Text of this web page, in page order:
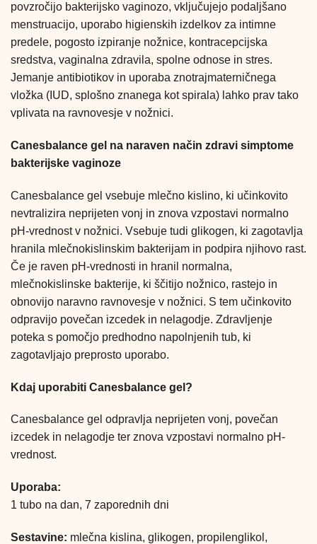
povzročijo bakterijsko vaginozo, vključujejo podaljšano
menstruacijo, uporabo higienskih izdelkov za intimne
predele, pogosto izpiranje nožnice, kontracepcijska
sredstva, vaginalna zdravila, spolne odnose in stres.
Jemanje antibiotikov in uporaba znotrajmaterničnega
vložka (IUD, splošno znanega kot spirala) lahko prav tako
vplivata na ravnovesje v nožnici.
Canesbalance gel na naraven način zdravi simptome
bakterijske vaginoze
Canesbalance gel vsebuje mlečno kislino, ki učinkovito
nevtralizira neprijeten vonj in znova vzpostavi normalno
pH-vrednost v nožnici. Vsebuje tudi glikogen, ki zagotavlja
hranila mlečnokislinskim bakterijam in podpira njihovo rast.
Če je raven pH-vrednosti in hranil normalna,
mlečnokislinske bakterije, ki ščitijo nožnico, rastejo in
obnovijo naravno ravnovesje v nožnici. S tem učinkovito
odpravijo povečan izcedek in nelagodje. Zdravljenje
poteka s pomočjo predhodno napolnjenih tub, ki
zagotavljajo preprosto uporabo.
Kdaj uporabiti Canesbalance gel?
Canesbalance gel odpravlja neprijeten vonj, povečan
izcedek in nelagodje ter znova vzpostavi normalno pH-
vrednost.
Uporaba:
1 tubo na dan, 7 zaporednih dni
Sestavine: mlečna kislina, glikogen, propilenglikol,